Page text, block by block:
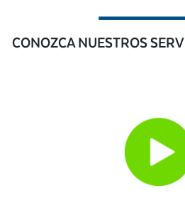
CONOZCA NUESTROS